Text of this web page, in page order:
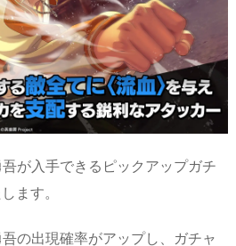
が入手できるピックアップガチ
ます。
の出現確率がアップし、ガチャ